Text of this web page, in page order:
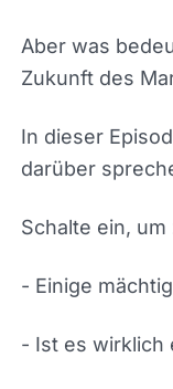
Aber was
Zukunft des
In dieser
Hepdon
Schalte ein,
- Einige
- Ist es wirklich